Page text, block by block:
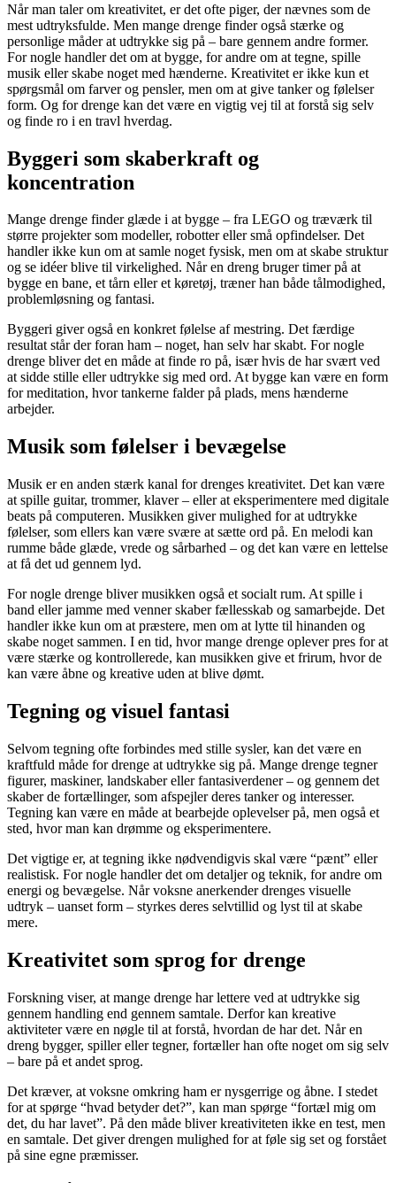
Når man taler om kreativitet, er det ofte piger, der nævnes som de
mest udtryksfulde. Men mange drenge finder også stærke og
personlige måder at udtrykke sig på – bare gennem andre former.
For nogle handler det om at bygge, for andre om at tegne, spille
musik eller skabe noget med hænderne. Kreativitet er ikke kun et
spørgsmål om farver og pensler, men om at give tanker og følelser
form. Og for drenge kan det være en vigtig vej til at forstå sig selv
og finde ro i en travl hverdag.
Byggeri som skaberkraft og
koncentration
Mange drenge finder glæde i at bygge – fra LEGO og træværk til
større projekter som modeller, robotter eller små opfindelser. Det
handler ikke kun om at samle noget fysisk, men om at skabe struktur
og se idéer blive til virkelighed. Når en dreng bruger timer på at
bygge en bane, et tårn eller et køretøj, træner han både tålmodighed,
problemløsning og fantasi.
Byggeri giver også en konkret følelse af mestring. Det færdige
resultat står der foran ham – noget, han selv har skabt. For nogle
drenge bliver det en måde at finde ro på, især hvis de har svært ved
at sidde stille eller udtrykke sig med ord. At bygge kan være en form
for meditation, hvor tankerne falder på plads, mens hænderne
arbejder.
Musik som følelser i bevægelse
Musik er en anden stærk kanal for drenges kreativitet. Det kan være
at spille guitar, trommer, klaver – eller at eksperimentere med digitale
beats på computeren. Musikken giver mulighed for at udtrykke
følelser, som ellers kan være svære at sætte ord på. En melodi kan
rumme både glæde, vrede og sårbarhed – og det kan være en lettelse
at få det ud gennem lyd.
For nogle drenge bliver musikken også et socialt rum. At spille i
band eller jamme med venner skaber fællesskab og samarbejde. Det
handler ikke kun om at præstere, men om at lytte til hinanden og
skabe noget sammen. I en tid, hvor mange drenge oplever pres for at
være stærke og kontrollerede, kan musikken give et frirum, hvor de
kan være åbne og kreative uden at blive dømt.
Tegning og visuel fantasi
Selvom tegning ofte forbindes med stille sysler, kan det være en
kraftfuld måde for drenge at udtrykke sig på. Mange drenge tegner
figurer, maskiner, landskaber eller fantasiverdener – og gennem det
skaber de fortællinger, som afspejler deres tanker og interesser.
Tegning kan være en måde at bearbejde oplevelser på, men også et
sted, hvor man kan drømme og eksperimentere.
Det vigtige er, at tegning ikke nødvendigvis skal være “pænt” eller
realistisk. For nogle handler det om detaljer og teknik, for andre om
energi og bevægelse. Når voksne anerkender drenges visuelle
udtryk – uanset form – styrkes deres selvtillid og lyst til at skabe
mere.
Kreativitet som sprog for drenge
Forskning viser, at mange drenge har lettere ved at udtrykke sig
gennem handling end gennem samtale. Derfor kan kreative
aktiviteter være en nøgle til at forstå, hvordan de har det. Når en
dreng bygger, spiller eller tegner, fortæller han ofte noget om sig selv
– bare på et andet sprog.
Det kræver, at voksne omkring ham er nysgerrige og åbne. I stedet
for at spørge “hvad betyder det?”, kan man spørge “fortæl mig om
det, du har lavet”. På den måde bliver kreativiteten ikke en test, men
en samtale. Det giver drengen mulighed for at føle sig set og forstået
på sine egne præmisser.